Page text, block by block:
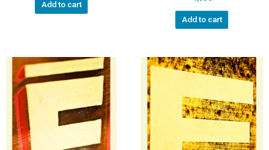
Add to cart
Add to cart